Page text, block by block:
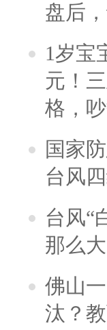
盘后
1岁宝
元！
格，
国家
台风
台风“
那么大
佛山
汰？